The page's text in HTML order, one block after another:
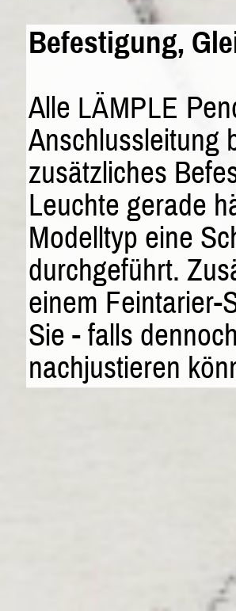
Befestigung,
Alle LÄMPLE
Anschlussleitung
zusätzliches
Leuchte gerade
Modelltyp eine
durchgeführt.
einem Feintarier-
Sie - falls
nachjustieren